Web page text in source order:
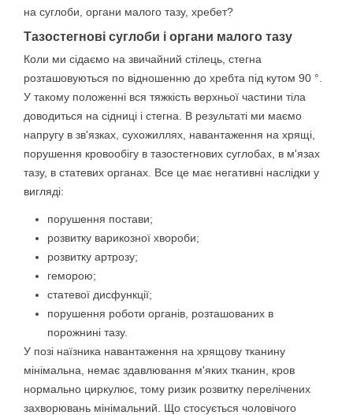
на суглоби, органи малого тазу, хребет?
Тазостегнові суглоби і органи малого тазу
Коли ми сідаємо на звичайний стілець, стегна
розташовуються по відношенню до хребта під кутом 90 °.
У такому положенні вся тяжкість верхньої частини тіла
доводиться на сідниці і стегна. В результаті ми маємо
напругу в зв'язках, сухожиллях, навантаження на хрящі,
порушення кровообігу в тазостегнових суглобах, в м'язах
тазу, в статевих органах. Все це має негативні наслідки у
вигляді:
порушення постави;
розвитку варикозної хвороби;
розвитку артрозу;
геморою;
статевої дисфункції;
порушення роботи органів, розташованих в
порожнині тазу.
У позі наїзника навантаження на хрящову тканину
мінімальна, немає здавлювання м'яких тканин, кров
нормально циркулює, тому ризик розвитку перелічених
захворювань мінімальний. Що стосується чоловічого